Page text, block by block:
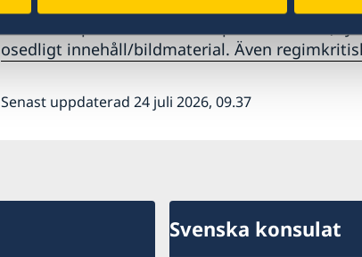
Tänk även på att inte ta med publikationer
osedligt innehåll/bildmaterial. Även
Senast uppdaterad 24 juli 2026, 09.37
Svenska konsulat